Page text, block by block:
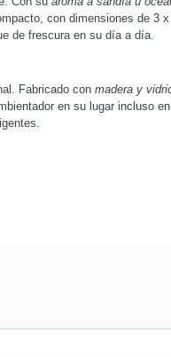
con dimensiones de 3
de frescura en su día a día.
Fabricado con madera y
en su lugar incluso